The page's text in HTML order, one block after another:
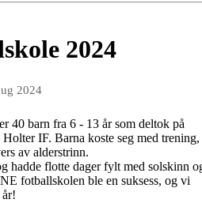
2024
2024
40 barn fra 6 - 13 år som deltok på
IF. Barna koste seg med trening,
av alderstrinn.
hadde flotte dager fylt med solskinn
fotballskolen ble en suksess, og vi
år!